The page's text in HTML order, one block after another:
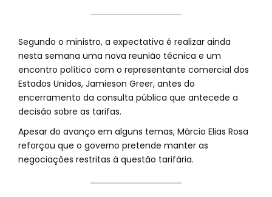
Segundo o ministro, a expectativa é realizar ainda
nesta semana uma nova reunião técnica e um
encontro político com o representante comercial dos
Estados Unidos, Jamieson Greer, antes do
encerramento da consulta pública que antecede a
decisão sobre as tarifas.
Apesar do avanço em alguns temas, Márcio Elias Rosa
reforçou que o governo pretende manter as
negociações restritas à questão tarifária.